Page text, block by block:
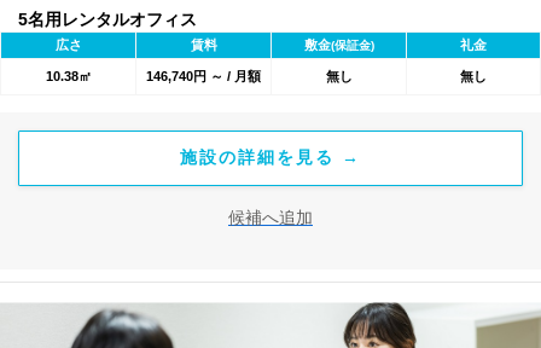
5名用レンタルオフィス
広さ 賃料 敷金(保証金) 礼金
10.38㎡ 146,740円 ～ / 月額 無し 無し
施設の詳細を見る →
候補へ追加